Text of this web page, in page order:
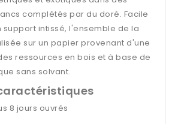
complétés par du doré. Facile
support intissé, l'ensemble de la
sur un papier provenant d'une
ressources en bois et à base de
sans solvant.
8 jours ouvrés